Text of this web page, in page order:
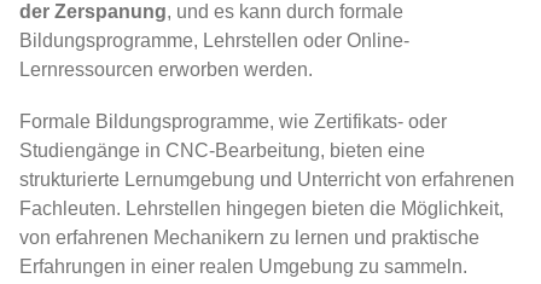
der Zerspanung, und es kann durch formale
Bildungsprogramme, Lehrstellen oder Online-
Lernressourcen erworben werden.
Formale Bildungsprogramme, wie Zertifikats- oder
Studiengänge in CNC-Bearbeitung, bieten eine
strukturierte Lernumgebung und Unterricht von erfahrenen
Fachleuten. Lehrstellen hingegen bieten die Möglichkeit,
von erfahrenen Mechanikern zu lernen und praktische
Erfahrungen in einer realen Umgebung zu sammeln.